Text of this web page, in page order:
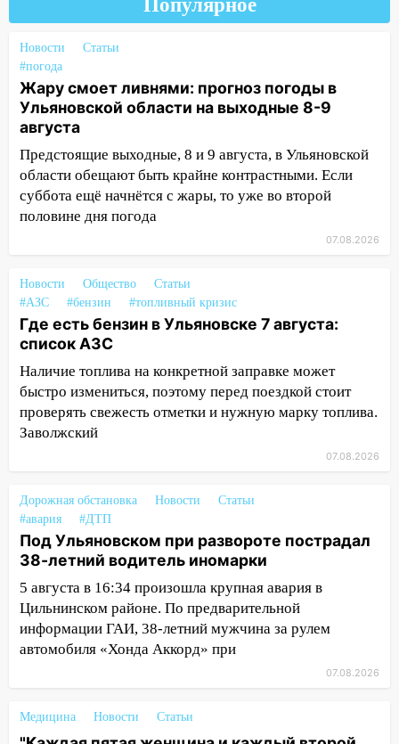
нарушителей на контейнерных
11:20
Валерия Клейменова выиграла два
золота в составе сборной мира
11:16
доску декабристу Кондратию Рылееву
10:40 В Ульяновске спасатели ночью
нашли потерявшегося в заброшенных
временно отключили холодную воду
10:14 В Ульяновске двоих участников
коррупционной схемы при ЦГКБ
отправили в колонию на 7 и 8 лет
09:52 Ночью беспилотники сбили над
соседними Татарстаном и Саратовской
областью
09:35
В Ульяновске директора фирмы
будут судить за неуплату налогов на 48
млн рублей
08:22 Подросток на питбайке сбил
велосипедистку: пострадали двое
07:20 Жара возвращается: ожидается
знойный и сухой четверг
пострадал 38-летний водитель
Популярное
Новости
Статьи
#погода
Жару смоет ливнями: прогноз погоды в
Ульяновской области на выходные 8-9
августа
Предстоящие выходные, 8 и 9 августа, в Ульяновской
области обещают быть крайне контрастными. Если
суббота ещё начнётся с жары, то уже во второй
половине дня погода
07.08.2026
Новости Общество
Статьи
#АЗС
#бензин #топливный кризис
Где есть бензин в Ульяновске 7 августа:
список АЗС
Наличие топлива на конкретной заправке может
быстро измениться, поэтому перед поездкой стоит
проверять свежесть отметки и нужную марку топлива.
Заволжский
07.08.2026
Дорожная обстановка Новости
Статьи
#авария
#ДТП
Под Ульяновском при развороте пострадал
38-летний водитель иномарки
5 августа в 16:34 произошла крупная авария в
Цильнинском районе. По предварительной
информации ГАИ, 38-летний мужчина за рулем
автомобиля «Хонда Аккорд» при
07.08.2026
Медицина Новости Статьи